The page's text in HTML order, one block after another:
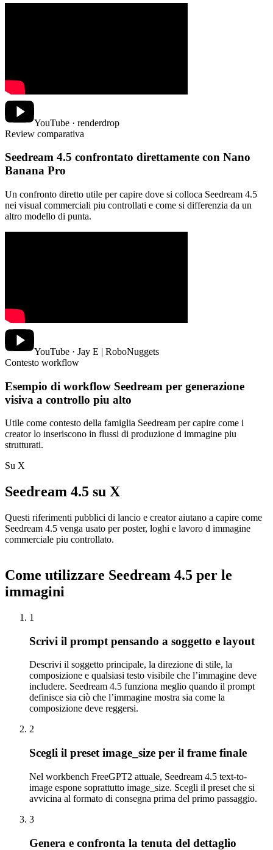
YouTube · renderdrop
Review comparativa
Seedream 4.5 confrontato direttamente con Nano
Banana Pro
Un confronto diretto utile per capire dove si colloca Seedream 4.5
nei visual commerciali piu controllati e come si differenzia da un
altro modello di punta.
YouTube · Jay E | RoboNuggets
Contesto workflow
Esempio di workflow Seedream per generazione
visiva a controllo piu alto
Utile come contesto della famiglia Seedream per capire come i
creator lo inseriscono in flussi di produzione d immagine piu
strutturati.
Su X
Seedream 4.5 su X
Questi riferimenti pubblici di lancio e creator aiutano a capire come
Seedream 4.5 venga usato per poster, loghi e lavoro d immagine
commerciale piu controllato.
Come utilizzare Seedream 4.5 per le
immagini
1
Scrivi il prompt pensando a soggetto e layout
Descrivi il soggetto principale, la direzione di stile, la
composizione e qualsiasi testo visibile che l’immagine deve
includere. Seedream 4.5 funziona meglio quando il prompt
definisce sia ciò che l’immagine mostra sia come la
composizione deve reggersi.
2
Scegli il preset image_size per il frame finale
Nel workbench FreeGPT2 attuale, Seedream 4.5 text-to-
image espone soprattutto image_size. Scegli il preset che si
avvicina al formato di consegna prima del primo passaggio.
3
Genera e confronta la tenuta del dettaglio